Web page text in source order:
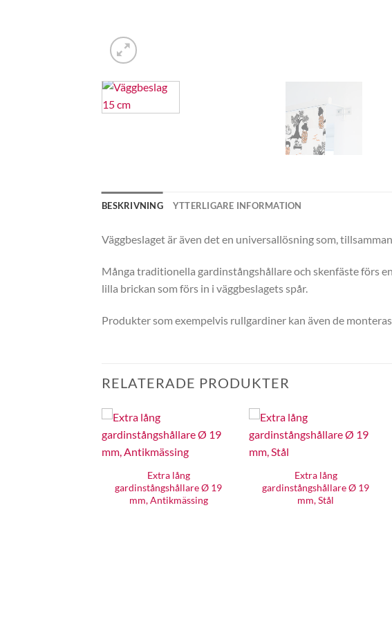
BESKRIVNING YTTERLIGARE INFORMATION
Väggbeslaget är även det en universallösning som,
Många traditionella gardinstångshållare och skenfäste förs
lilla brickan som förs in i väggbeslagets spår.
Produkter som exempelvis rullgardiner kan även de
RELATERADE PRODUKTER
Extra lång
gardinstångshållare Ø 19
mm, Antikmässing
Extra lång
gardinstångshållare Ø 19
mm, Stål